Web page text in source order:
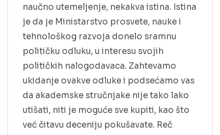
naučno utemeljenje, nekakva istina. Istina
je da je Ministarstvo prosvete, nauke i
tehnološkog razvoja donelo sramnu
političku odluku, u interesu svojih
političkih nalogodavaca. Zahtevamo
ukidanje ovakve odluke i podsećamo vas
da akademske stručnjake nije tako lako
utišati, niti je moguće sve kupiti, kao što
već čitavu deceniju pokušavate. Reč